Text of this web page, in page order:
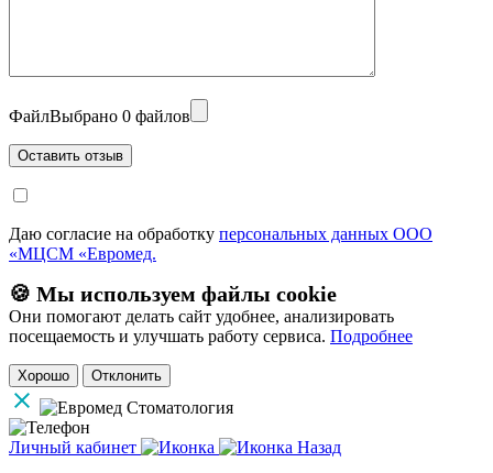
ФайлВыбрано 0 файлов
Даю согласие на обработку персональных данных ООО
«МЦСМ «Евромед.
🍪 Мы используем файлы cookie
Они помогают делать сайт удобнее, анализировать
посещаемость и улучшать работу сервиса. Подробнее
Хорошо Отклонить
Личный кабинет
Назад